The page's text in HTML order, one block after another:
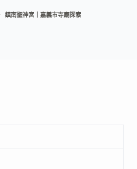
鎮南聖神宮｜嘉義市寺廟探索